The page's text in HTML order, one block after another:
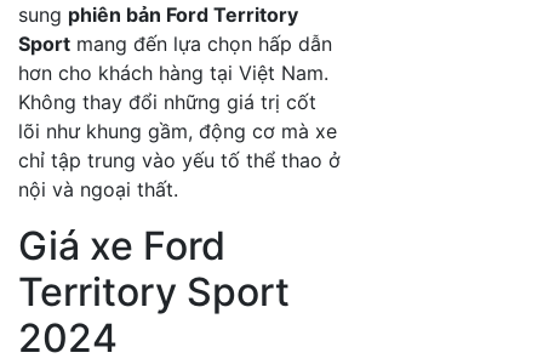
sung phiên bản Ford Territory
Sport mang đến lựa chọn hấp dẫn
hơn cho khách hàng tại Việt Nam.
Không thay đổi những giá trị cốt
lõi như khung gầm, động cơ mà xe
chỉ tập trung vào yếu tố thể thao ở
nội và ngoại thất.
Giá xe Ford
Territory Sport
2024